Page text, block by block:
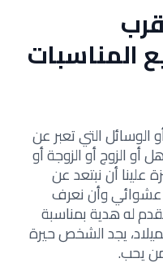
المناسبات
الوسائل التي تعبر عن
أو الزوج أو الزوجة أو
علينا أن نبتعد عن
عشوائي وأن نعرف
له هدية بمناسبة
يجد الشخص حيرة
يحب.